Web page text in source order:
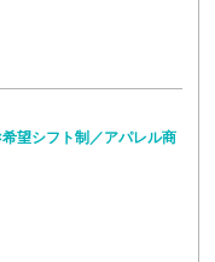
希望シフト制／アパレル商